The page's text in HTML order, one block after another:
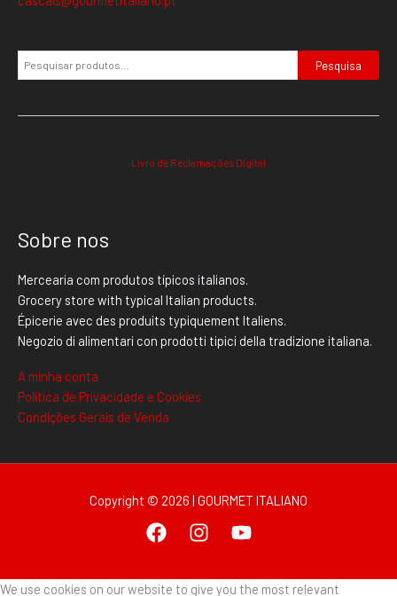
Pesquisa
Livro de Reclamações Digital
Sobre nos
Mercearia com produtos típicos italianos.
Grocery store with typical Italian products.
Épicerie avec des produits typiquement Italiens.
Negozio di alimentari con prodotti tipici della tradizione italiana.
A minha conta
Politica de Privacidade e Cookies
Condições Gerais de Venda
Copyright © 2026 | GOURMET ITALIANO
We use cookies on our website to give you the most relevant